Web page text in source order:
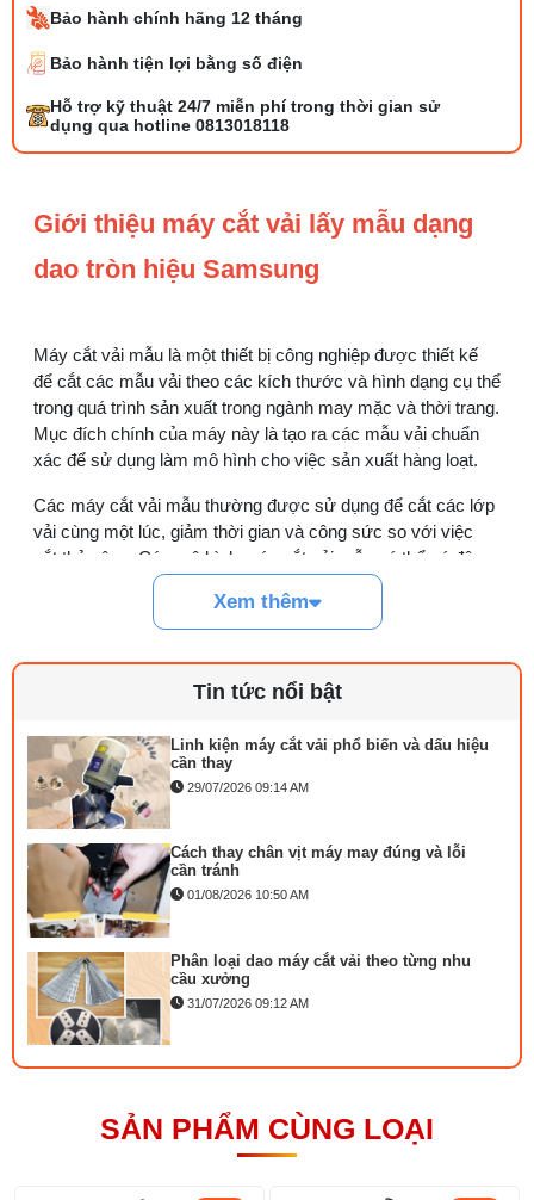
Bảo hành chính hãng 12 tháng
Bảo hành tiện lợi bằng số điện
Hỗ trợ kỹ thuật 24/7 miễn phí trong thời gian sử
dụng qua hotline 0813018118
Giới thiệu máy cắt vải lấy mẫu dạng
dao tròn hiệu Samsung
Máy cắt vải mẫu là một thiết bị công nghiệp được thiết kế
để cắt các mẫu vải theo các kích thước và hình dạng cụ thể
trong quá trình sản xuất trong ngành may mặc và thời trang.
Mục đích chính của máy này là tạo ra các mẫu vải chuẩn
xác để sử dụng làm mô hình cho việc sản xuất hàng loạt.
Các máy cắt vải mẫu thường được sử dụng để cắt các lớp
vải cùng một lúc, giảm thời gian và công sức so với việc
cắt thủ công. Các mô hình máy cắt vải mẫu có thể có độ
chính xác cao và có khả năng xử lý nhiều loại vải khác
- Đường kính lưỡi dao : 113 mm
- Trọng lượng sản phẩm : 12kg
- Kích thước : 42cm x 38cm x 30cm
- Bảo hành : 12 tháng
- Xuất xứ : Hàn Quốc
Xem thêm
Tin tức nổi bật
Bộ phụ trợ kéo vải máy may là gì? Công
dụng và cách lắp
Tổng hợp 6 loại kéo cắt vải ngành may
đáng mua
21/07/2026 09:08 AM
Cách vệ sinh máy cắt nhiệt dây đai an toàn,
dễ làm
08/08/2026 08:58 AM
Quy trình kiểm vải đầu vào và cách tính
điểm lỗi chuẩn
05/08/2026 10:52 AM
03/08/2026 10:22 AM
Linh kiện máy cắt vải phổ biến và dấu hiệu
cần thay
29/07/2026 09:14 AM
Cách thay chân vịt máy may đúng và lỗi
cần tránh
01/08/2026 10:50 AM
Phân loại dao máy cắt vải theo từng nhu
cầu xưởng
31/07/2026 09:12 AM
Mặt nguyệt máy may là gì phân loại và cách
23/07/2026 10:21 AM
dụng và cách lắp
SẢN PHẨM CÙNG LOẠI